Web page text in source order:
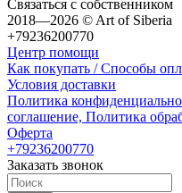
Связаться с собственником
2018—2026 © Art of Siberia
+79236200770
Центр помощи
Как покупать / Способы
Условия доставки
Политика
соглашение, Политика
Оферта
+79236200770
Заказать звонок